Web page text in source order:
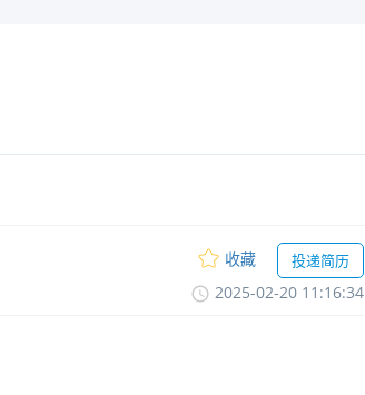
收藏 投递简历
2025-02-2011:16:34